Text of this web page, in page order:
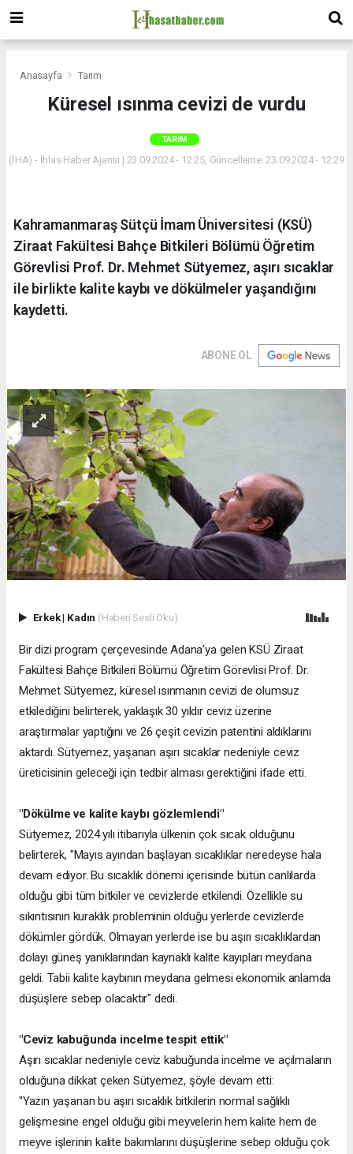
Anasayfa Tarım
Küresel ısınma cevizi de vurdu
TARIM
(İHA) - İhlas Haber Ajansı | 23.09.2024 - 12:25, Güncelleme: 23.09.2024 - 12:29
Kahramanmaraş Sütçü İmam Üniversitesi (KSÜ)
Ziraat Fakültesi Bahçe Bitkileri Bölümü Öğretim
Görevlisi Prof. Dr. Mehmet Sütyemez, aşırı sıcaklar
ile birlikte kalite kaybı ve dökülmeler yaşandığını
kaydetti.
ABONE OL
Erkek| Kadın (Haberi Sesli Oku)
Bir dizi program çerçevesinde Adana’ya gelen KSÜ Ziraat
Fakültesi Bahçe Bitkileri Bölümü Öğretim Görevlisi Prof. Dr.
Mehmet Sütyemez, küresel ısınmanın cevizi de olumsuz
etkilediğini belirterek, yaklaşık 30 yıldır ceviz üzerine
araştırmalar yaptığını ve 26 çeşit cevizin patentini aldıklarını
aktardı. Sütyemez, yaşanan aşırı sıcaklar nedeniyle ceviz
üreticisinin geleceği için tedbir alması gerektiğini ifade etti.
"Dökülme ve kalite kaybı gözlemlendi"
Sütyemez, 2024 yılı itibarıyla ülkenin çok sıcak olduğunu
belirterek, "Mayıs ayından başlayan sıcaklıklar neredeyse hala
devam ediyor. Bu sıcaklık dönemi içerisinde bütün canlılarda
olduğu gibi tüm bitkiler ve cevizlerde etkilendi. Özellikle su
sıkıntısının kuraklık probleminin olduğu yerlerde cevizlerde
dökümler gördük. Olmayan yerlerde ise bu aşırı sıcaklıklardan
dolayı güneş yanıklarından kaynaklı kalite kayıpları meydana
geldi. Tabii kalite kaybının meydana gelmesi ekonomik anlamda
düşüşlere sebep olacaktır" dedi.
"Ceviz kabuğunda incelme tespit ettik"
Aşırı sıcaklar nedeniyle ceviz kabuğunda incelme ve açılmaların
olduğuna dikkat çeken Sütyemez, şöyle devam etti:
"Yazın yaşanan bu aşırı sıcaklık bitkilerin normal sağlıklı
gelişmesine engel olduğu gibi meyvelerin hem kalite hem de
meyve işlerinin kalite bakımlarını düşüşlerine sebep olduğu çok